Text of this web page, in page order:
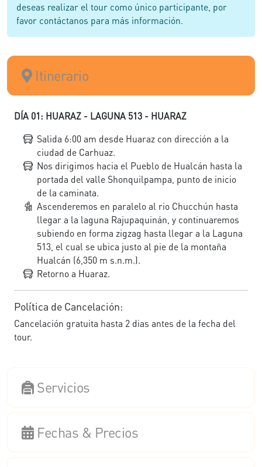
deseas realizar el tour como único participante, por
favor contáctanos para más información.
Itinerario
DÍA 01: HUARAZ - LAGUNA 513 - HUARAZ
Salida 6:00 am desde Huaraz con dirección a la
ciudad de Carhuaz.
Nos dirigimos hacia el Pueblo de Hualcán hasta la
portada del valle Shonquilpampa, punto de inicio
de la caminata.
Ascenderemos en paralelo al rio Chucchún hasta
llegar a la laguna Rajupaquinán, y continuaremos
subiendo en forma zigzag hasta llegar a la Laguna
513, el cual se ubica justo al pie de la montaña
Hualcán (6,350 m s.n.m.).
Retorno a Huaraz.
Política de Cancelación:
Cancelación gratuita hasta 2 dias antes de la fecha del
tour.
Servicios
Fechas & Precios